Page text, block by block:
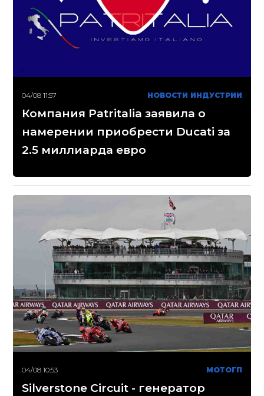
04/08 11:57 НОВОСТИ ИНДУСТРИИ
Компания Patritalia заявила о
намерении приобрести Ducati за
2.5 миллиарда евро
04/08 10:53 МОТОГП
Silverstone Circuit - генератор